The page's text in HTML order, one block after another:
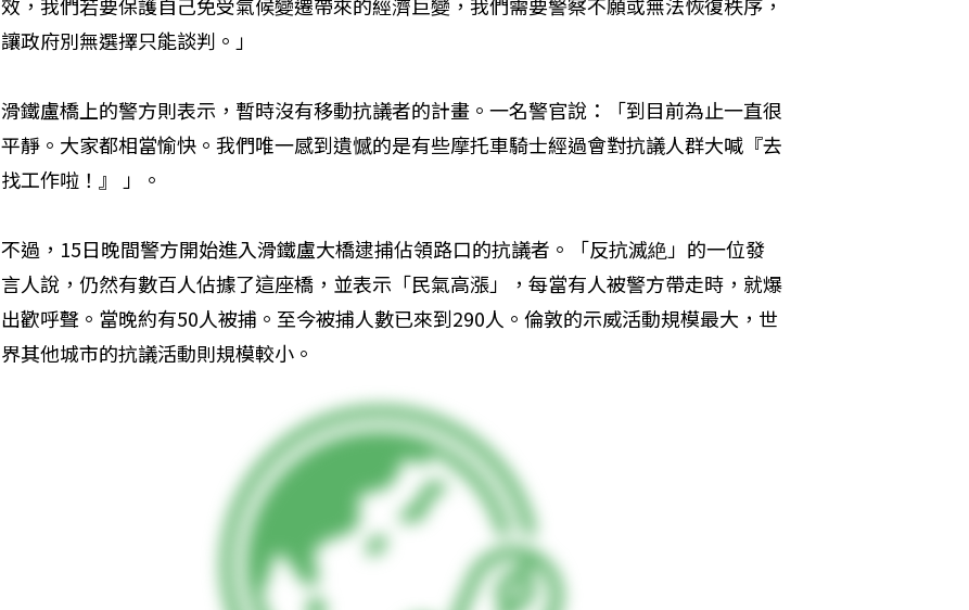
讓政府別無選擇只能談判。」
滑鐵盧橋上的警方則表示，暫時沒有移動抗議者的計畫。一名警官說：「到目前為止一直很
平靜。大家都相當愉快。我們唯一感到遺憾的是有些摩托車騎士經過會對抗議人群大喊『去
找工作啦！』 」。
不過，15日晚間警方開始進入滑鐵盧大橋逮捕佔領路口的抗議者。「反抗滅絶」的一位發
言人說，仍然有數百人佔據了這座橋，並表示「民氣高漲」，每當有人被警方帶走時，就爆
出歡呼聲。當晚約有50人被捕。至今被捕人數已來到290人。倫敦的示威活動規模最大，世
界其他城市的抗議活動則規模較小。